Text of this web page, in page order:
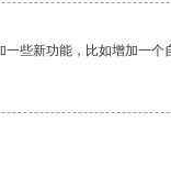
些新功能，比如增加一个